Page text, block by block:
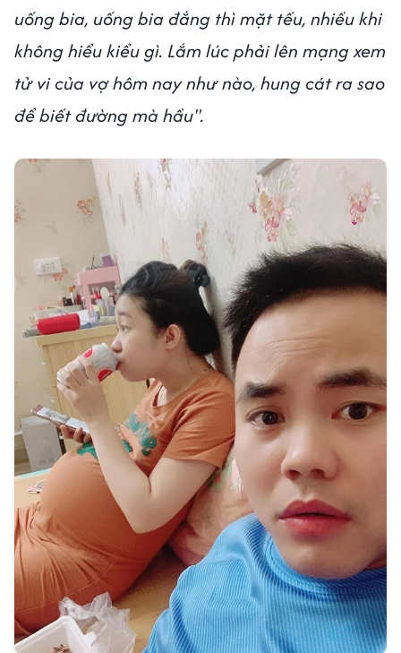
uống bia, uống bia đắng thì mặt tếu, nhiều khi
không hiểu kiểu gì. Lắm lúc phải lên mạng xem
tử vi của vợ hôm nay như nào, hung cát ra sao
để biết đường mà hầu".